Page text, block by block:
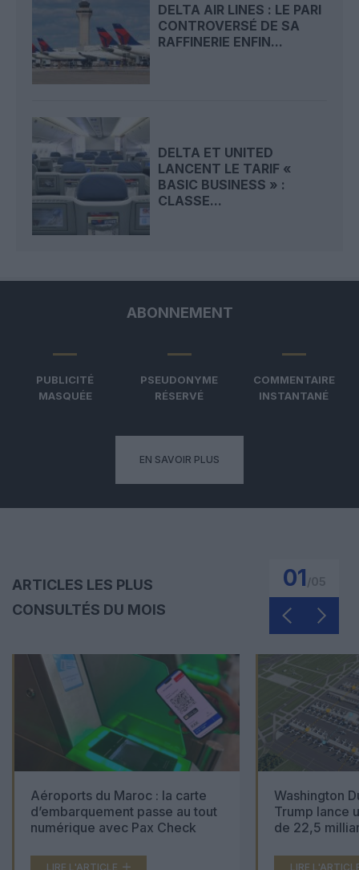
DELTA AIR LINES : LE PARI
CONTROVERSÉ DE SA
RAFFINERIE ENFIN...
DELTA ET UNITED
LANCENT LE TARIF «
BASIC BUSINESS » :
CLASSE...
ABONNEMENT
PUBLICITÉ
MASQUÉE
PSEUDONYME
RÉSERVÉ
COMMENTAIRE
INSTANTANÉ
EN SAVOIR PLUS
ARTICLES LES PLUS
CONSULTÉS DU MOIS
01
Aéroports du Maroc : la carte
d’embarquement passe au tout
numérique avec Pax Check
LIRE L'ARTICLE
Washington
Trump lance
de 22,5
LIRE